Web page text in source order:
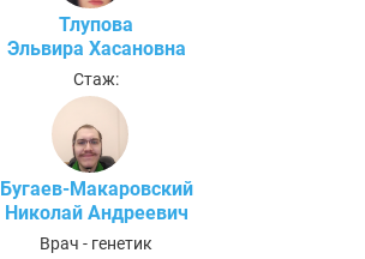
Тлупова
Эльвира Хасановна
Стаж:
Бугаев-Макаровский
Николай Андреевич
Врач - генетик